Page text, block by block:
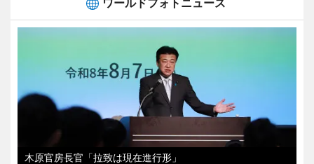
木原官房長官「拉致は現在進行形」